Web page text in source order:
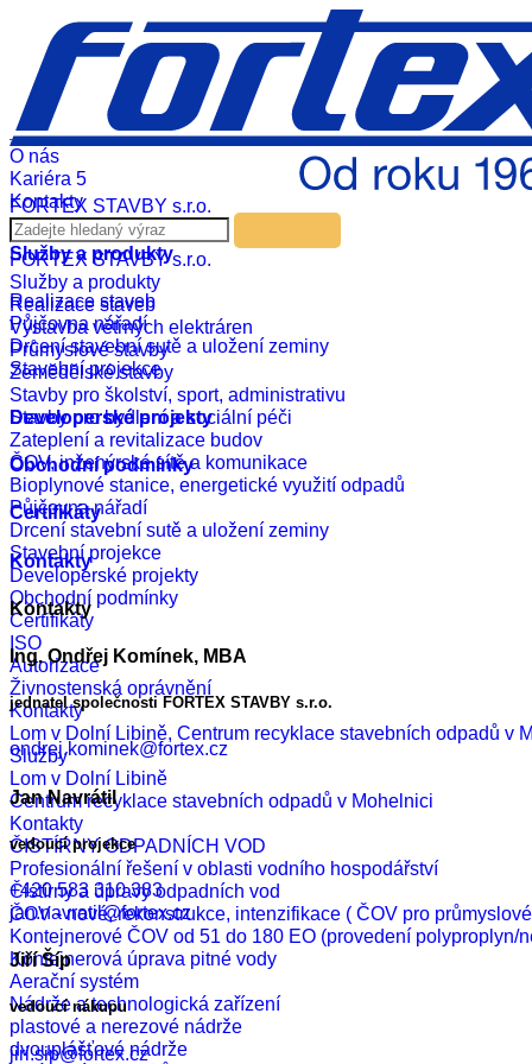
FORTEX STAVBY s.r.o.
Služby a produkty
Realizace staveb
Půjčovna nářadí
Drcení stavební sutě a uložení zeminy
Stavební projekce
Developerské projekty
Obchodní podmínky
Certifikáty
Kontakty
Kontakty
Ing. Ondřej Komínek, MBA
jednatel společnosti FORTEX STAVBY s.r.o.
ondrej.kominek@fortex.cz
Jan Navrátil
vedoucí projekce
+420 583 310 383
jan.navratil@fortex.cz
Jiří Šíp
vedoucí nákupu
jiri.sip@fortex.cz
English
Russian
German
Realizace
Aktuality
O nás
Kariéra 5
Kontakty
FORTEX STAVBY s.r.o.
Služby a produkty
Realizace staveb
Výstavba větrných elektráren
Průmyslové stavby
Zemědělské stavby
Stavby pro školství, sport, administrativu
Stavby pro bydlení a sociální péči
Zateplení a revitalizace budov
ČOV, inženýrské sítě a komunikace
Bioplynové stanice, energetické využití odpadů
Půjčovna nářadí
Drcení stavební sutě a uložení zeminy
Stavební projekce
Developerské projekty
Obchodní podmínky
Certifikáty
ISO
Autorizace
Živnostenská oprávnění
Kontakty
Lom v Dolní Libině, Centrum recyklace stavebních odpadů v
Služby
Lom v Dolní Libině
Centrum recyklace stavebních odpadů v Mohelnici
Kontakty
ČISTÍRNY ODPADNÍCH VOD
Profesionální řešení v oblasti vodního hospodářství
Čistírny a úpravy odpadních vod
ČOV - nové, rekonstrukce, intenzifikace ( ČOV pro
Kontejnerové ČOV od 51 do 180 EO (provedení polyproplyn/
Kontejnerová úprava pitné vody
Aerační systém
Nádrže a technologická zařízení
plastové a nerezové nádrže
dvouplášťové nádrže